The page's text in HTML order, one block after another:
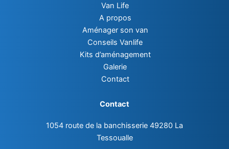
Van Life
A propos
Aménager son van
Conseils Vanlife
Kits d’aménagement
Galerie
Contact
Contact
1054 route de la banchisserie 49280 La
Tessoualle